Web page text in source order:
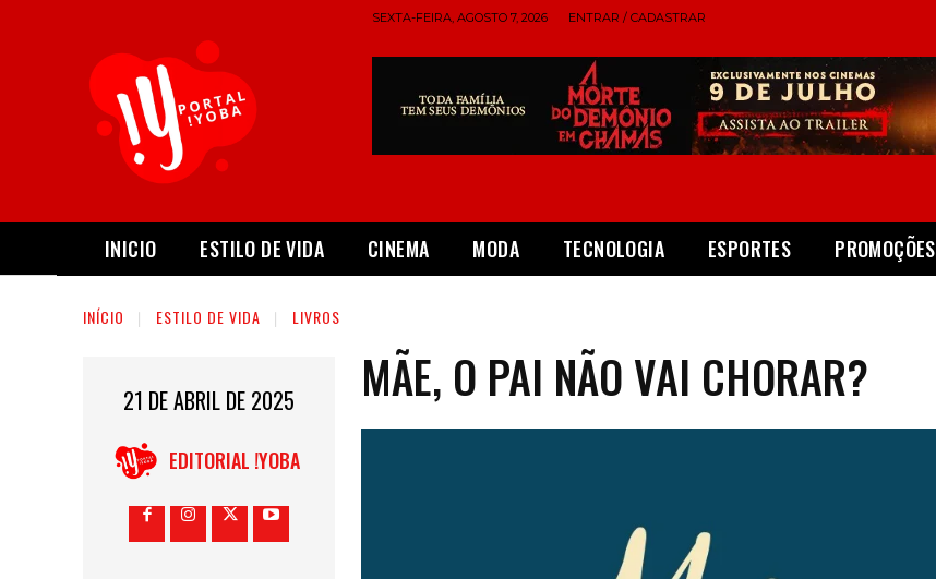
SEXTA-FEIRA, AGOSTO 7, 2026 ENTRAR / CADASTRAR
INICIO ESTILO DE VIDA CINEMA MODA TECNOLOGIA ESPORTES PROMOÇÕES
INÍCIO ESTILO DE VIDA LIVROS
21 DE ABRIL DE 2025
EDITORIAL !YOBA
MÃE, O PAI NÃO VAI CHORAR?